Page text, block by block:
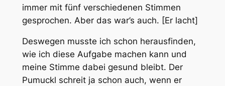
immer mit fünf verschiedenen Stimmen
gesprochen. Aber das war’s auch. [Er lacht]
Deswegen musste ich schon herausfinden,
wie ich diese Aufgabe machen kann und
meine Stimme dabei gesund bleibt. Der
Pumuckl schreit ja schon auch, wenn er